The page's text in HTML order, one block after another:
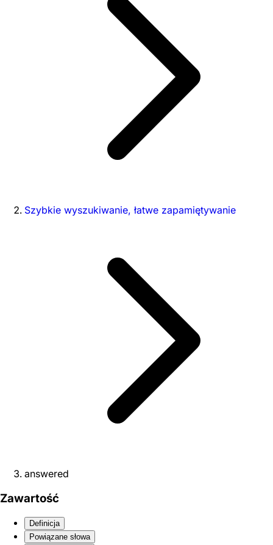
Szybkie wyszukiwanie, łatwe zapamiętywanie
answered
Zawartość
Definicja
Powiązane słowa